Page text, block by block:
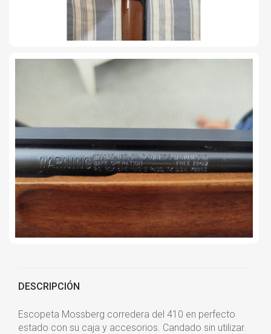
DESCRIPCIÓN
Escopeta Mossberg corredera del 410 en perfecto
estado con su caja y accesorios. Candado sin utilizar.